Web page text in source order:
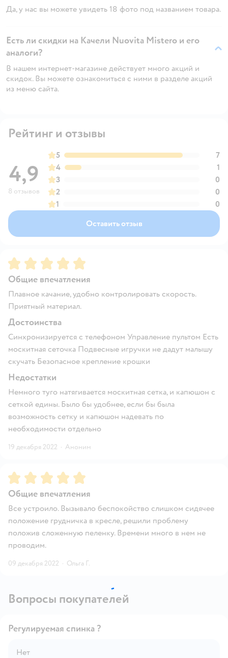
Да, у нас вы можете увидеть 18 фото под названием товара.
Есть ли скидки на Качели Nuovita Mistero и его
аналоги?
В нашем интернет-магазине действует много акций и
скидок. Вы можете ознакомиться с ними в разделе акций
из меню сайта.
Рейтинг и отзывы
4,9
8 отзывов
5
7
4
1
3
0
2
0
1
0
Оставить отзыв
Рейтинг:5
Общие впечатления
Плавное качание, удобно контролировать скорость.
Приятный материал.
Достоинства
Синхронизируется с телефоном Управление пультом Есть
москитная сеточка Подвесные игручки не дадут малышу
скучать Безопасное крепление крошки
Недостатки
Немного туго натягивается москитная сетка, и капюшон с
сеткой едины. Было бы удобнее, если бы была
возможность сетку и капюшон надевать по
необходимости отдельно
19 декабря 2022 · Аноним
Рейтинг:5
Общие впечатления
Все устроило. Вызывало беспокойство слишком сидячее
положение грудничка в кресле, решили проблему
положив сложенную пеленку. Времени много в нем не
проводим.
09 декабря 2022 · Ольга Г.
Вопросы покупателей
Регулируемая спинка ?
Нет